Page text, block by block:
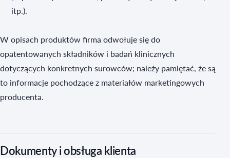
itp.).
W opisach produktów firma odwołuje się do
opatentowanych składników i badań klinicznych
dotyczących konkretnych surowców; należy pamiętać, że są
to informacje pochodzące z materiałów marketingowych
producenta.
Dokumenty i obsługa klienta